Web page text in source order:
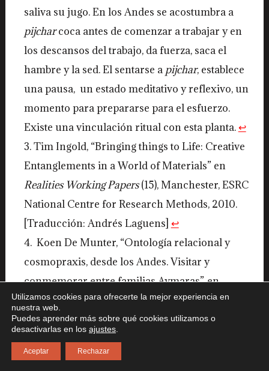
saliva su jugo. En los Andes se acostumbra a
pijcharcoca antes de comenzar a trabajar y en
los descansos del trabajo, da fuerza, saca el
hambre y la sed. El sentarse a pijchar, establece
una pausa, un estado meditativo y reflexivo, un
momento para prepararse para el esfuerzo.
Existe una vinculación ritual con esta planta.↩︎
Tim Ingold, “Bringing things to Life: Creative
Entanglements in a World of Materials” en
Realities Working Papers(15), Manchester, ESRC
National Centre for Research Methods, 2010.
[Traducción: Andrés Laguens] ↩︎
Koen De Munter, “Ontología relacional y
cosmopraxis, desde los Andes. Visitar y
conmemorar entre familias Aymaras”, en
Chungara Revista de Antropología Chilena
Volumen 48, Nº 4, Arica, Universidad de
Ver: Ingold, T. (2015).
Utilizamos cookies para ofrecerte la mejor experiencia en
nuestra web.
Puedes aprender más sobre qué cookies utilizamos o
desactivarlas en los ajustes
Aceptar Rechazar